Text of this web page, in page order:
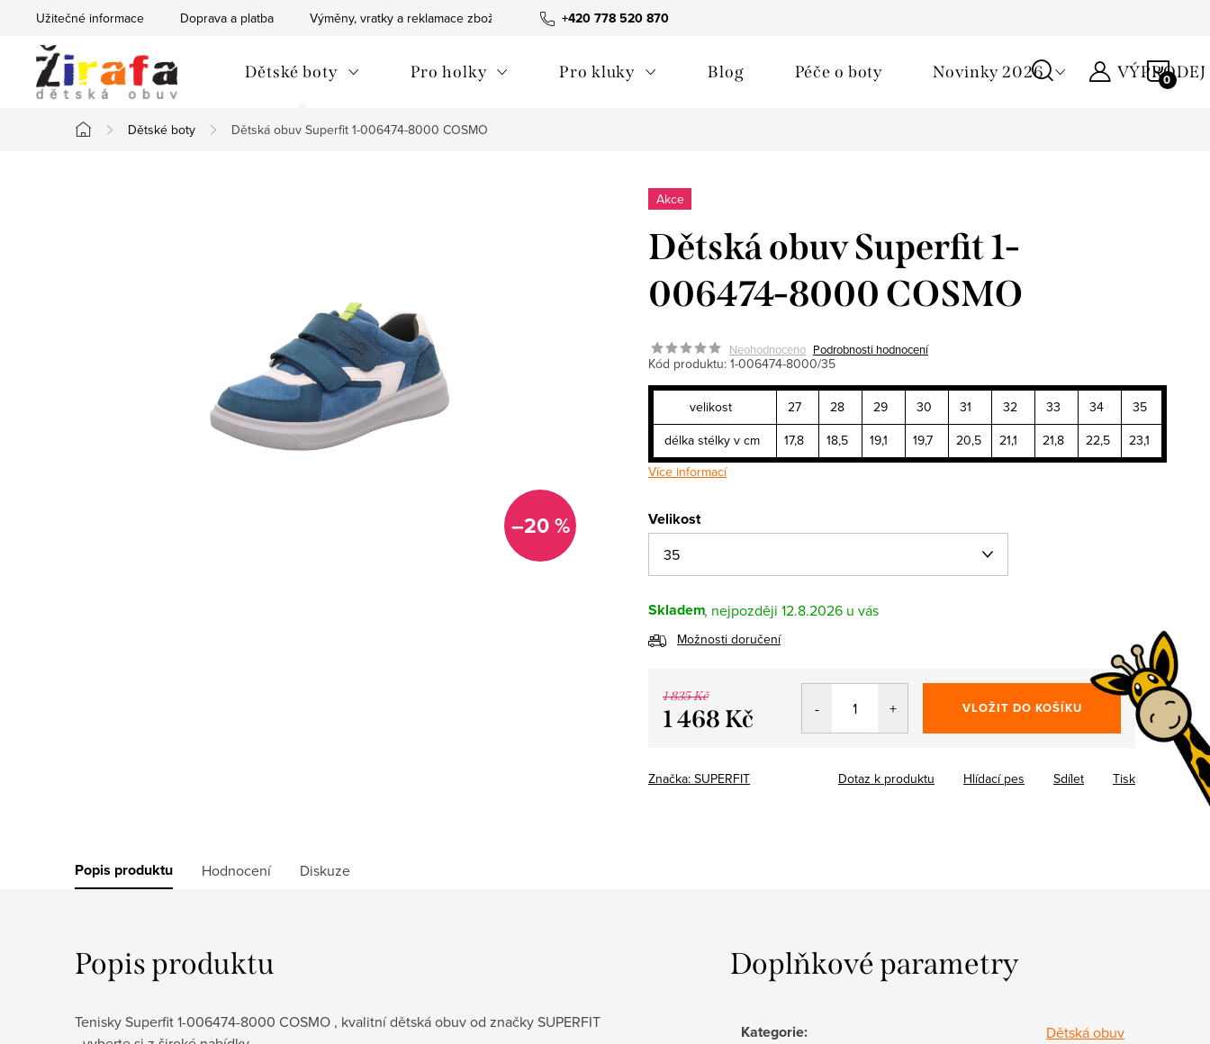
obsah
+420 778 520 870
Užitečné informace Doprava a platba Výměny, vratky a reklamace zboží Obchodní podmínky
Dětské boty Pro holky Pro kluky Blog Péče o boty Novinky 2026 VÝPRODEJ
Domů
Dětské boty Dětská obuv Superfit 1-006474-8000 COSMO
–20 %
Akce
Dětská obuv Superfit 1-
006474-8000 COSMO
Neohodnoceno Podrobnosti hodnocení
Kód produktu: 1-006474-8000/35
velikost 27 28 29 30 31 32 33 34
35
délka stélky v cm
17,8 18,5 19,1 19,7 20,5 21,1 21,8 22,5
23,1
Více informací
Velikost
Skladem 12.8.2026
Možnosti doručení
1 835 Kč
1 468 Kč VLOŽIT DO KOŠÍKU
Značka: SUPERFIT Tisk
Dotaz k produktu Hlídací pes Sdílet
Popis produktu Hodnocení Diskuze
Popis produktu
Tenisky Superfit 1-006474-8000 COSMO , kvalitní dětská obuv od značky SUPERFIT
Doplňkové parametry
Kategorie: Dětská obuv